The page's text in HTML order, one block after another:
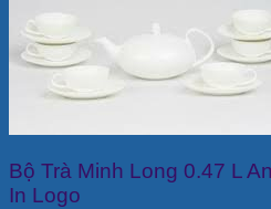
Bộ Trà Minh Long 0.47 L
In Logo